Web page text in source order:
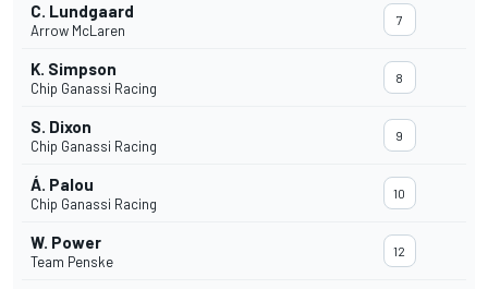
C. Lundgaard
Arrow McLaren
7
K. Simpson
Chip Ganassi Racing
8
S. Dixon
Chip Ganassi Racing
9
Á. Palou
Chip Ganassi Racing
10
W. Power
Team Penske
12